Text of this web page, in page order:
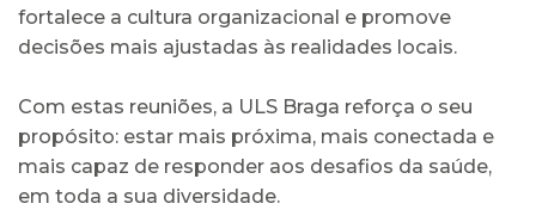
fortalece a cultura organizacional e promove
decisões mais ajustadas às realidades locais.
Com estas reuniões, a ULS Braga reforça o seu
propósito: estar mais próxima, mais conectada e
mais capaz de responder aos desafios da saúde,
em toda a sua diversidade.